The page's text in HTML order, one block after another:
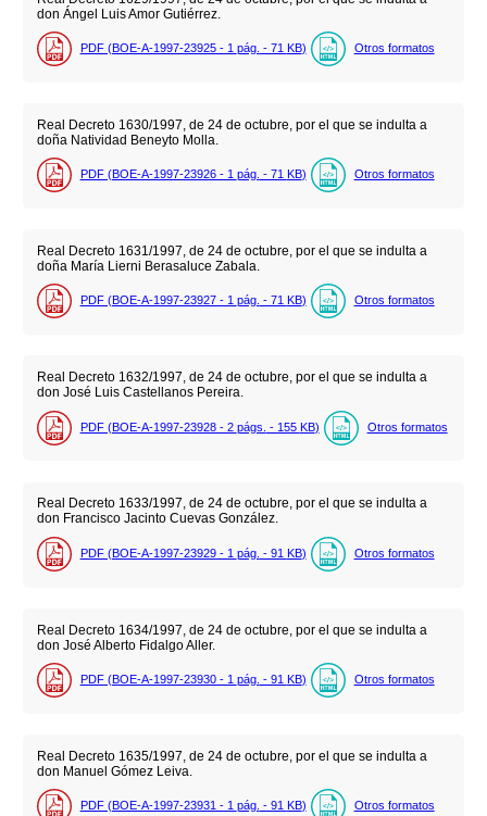
don Ángel Luis Amor Gutiérrez.
PDF (BOE-A-1997-23925 - 1 pág. - 71 KB) Otros formatos
Real Decreto 1630/1997, de 24 de octubre, por el que se indulta a
doña Natividad Beneyto Molla.
PDF (BOE-A-1997-23926 - 1 pág. - 71 KB) Otros formatos
Real Decreto 1631/1997, de 24 de octubre, por el que se indulta a
doña María Lierni Berasaluce Zabala.
PDF (BOE-A-1997-23927 - 1 pág. - 71 KB) Otros formatos
Real Decreto 1632/1997, de 24 de octubre, por el que se indulta a
don José Luis Castellanos Pereira.
PDF (BOE-A-1997-23928 - 2 págs. - 155 KB) Otros formatos
Real Decreto 1633/1997, de 24 de octubre, por el que se indulta a
don Francisco Jacinto Cuevas González.
PDF (BOE-A-1997-23929 - 1 pág. - 91 KB) Otros formatos
Real Decreto 1634/1997, de 24 de octubre, por el que se indulta a
don José Alberto Fidalgo Aller.
PDF (BOE-A-1997-23930 - 1 pág. - 91 KB) Otros formatos
Real Decreto 1635/1997, de 24 de octubre, por el que se indulta a
don Manuel Gómez Leiva.
PDF (BOE-A-1997-23931 - 1 pág. - 91 KB) Otros formatos